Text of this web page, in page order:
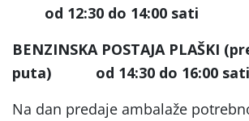
od 12:30 do 14:00 sati
BENZINSKA POSTAJA PLAŠKI
puta) od 14:30 do 16:00 sati
Na dan predaje ambalaže